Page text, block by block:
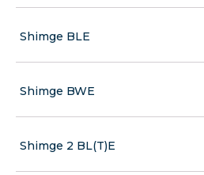
Shimge BLE
Shimge BWE
Shimge 2 BL(T)E